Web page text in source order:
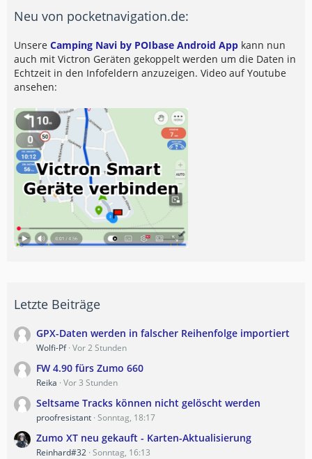
Neu von pocketnavigation.de:
Unsere Camping Navi by POIbase Android App kann nun
auch mit Victron Geräten gekoppelt werden um die Daten in
Echtzeit in den Infofeldern anzuzeigen. Video auf Youtube
ansehen:
Letzte Beiträge
GPX-Daten werden in falscher Reihenfolge importiert
Wolfi-Pf Vor 2 Stunden
FW 4.90 fürs Zumo 660
Reika Vor 3 Stunden
Seltsame Tracks können nicht gelöscht werden
proofresistant Sonntag, 18:17
Zumo XT neu gekauft - Karten-Aktualisierung
Reinhard#32 Sonntag, 16:13